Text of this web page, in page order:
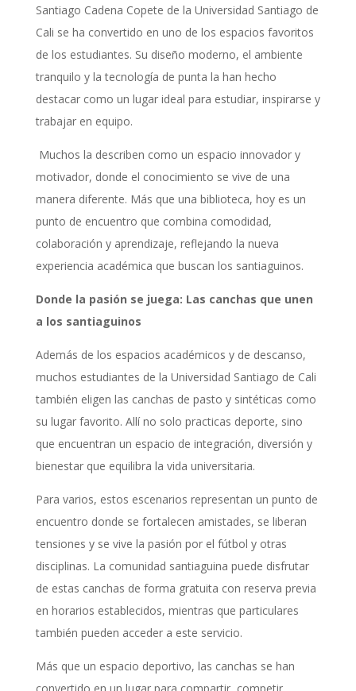
Santiago Cadena Copete de la Universidad Santiago de
Cali se ha convertido en uno de los espacios favoritos
de los estudiantes. Su diseño moderno, el ambiente
tranquilo y la tecnología de punta la han hecho
destacar como un lugar ideal para estudiar, inspirarse y
trabajar en equipo.
Muchos la describen como un espacio innovador y
motivador, donde el conocimiento se vive de una
manera diferente. Más que una biblioteca, hoy es un
punto de encuentro que combina comodidad,
colaboración y aprendizaje, reflejando la nueva
experiencia académica que buscan los santiaguinos.
Donde la pasión se juega: Las canchas que unen
a los santiaguinos
Además de los espacios académicos y de descanso,
muchos estudiantes de la Universidad Santiago de Cali
también eligen las canchas de pasto y sintéticas como
su lugar favorito. Allí no solo practicas deporte, sino
que encuentran un espacio de integración, diversión y
bienestar que equilibra la vida universitaria.
Para varios, estos escenarios representan un punto de
encuentro donde se fortalecen amistades, se liberan
tensiones y se vive la pasión por el fútbol y otras
disciplinas. La comunidad santiaguina puede disfrutar
de estas canchas de forma gratuita con reserva previa
en horarios establecidos, mientras que particulares
también pueden acceder a este servicio.
Más que un espacio deportivo, las canchas se han